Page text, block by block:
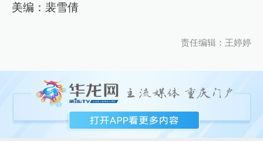
美编：裴雪倩
责任编辑：王婷婷